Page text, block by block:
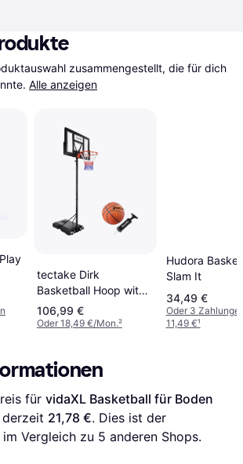
zusammengestellt, die für dich
Alle anzeigen
tectake Dirk
Basketball Hoop with
Ball & Pump 230-
305cm
106,99 €
Oder 18,49 €/Mon.²
Hudora
Slam It
34,49 €
Oder 3
11,49 €¹
für vidaXL Basketball für Boden
21,78 €. Dies ist der
Vergleich zu 5 anderen Shops.